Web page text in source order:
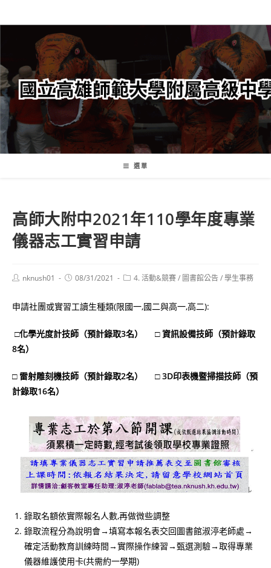
轉
要
內
容
選單
高師大附中2021年110學年度專業
儀器志工實習申請
Postnknush01
Post08/31/2021
Post4. 活動&競賽/ 圖書館公告/學生事務
申請社團或實習工讀生種類(限國一,國二與高一,高二):
□化學光度計技師（預計錄取3名） □ 資訊設備技師（預計錄取
8名）
□ 雷射雕刻機技師（預計錄取2名） □ 3D印表機暨掃描技師（預
計錄取16名）
錄取名額依實際報名人數,再做微些調整
錄取流程分為說明會→填寫本報名表交回圖書館淑渟老師處→
確定活動教育訓練時間→實際操作練習→甄選測驗→取得專業
儀器維護使用卡(共需約一學期)